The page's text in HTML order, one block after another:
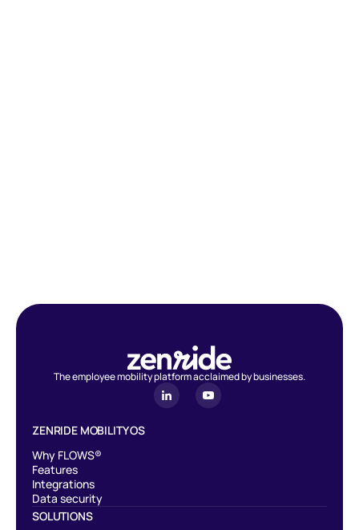
The employee mobility platform acclaimed by businesses.
ZENRIDE MOBILITY OS
Why FLOWS®
Features
Integrations
Data security
SOLUTIONS